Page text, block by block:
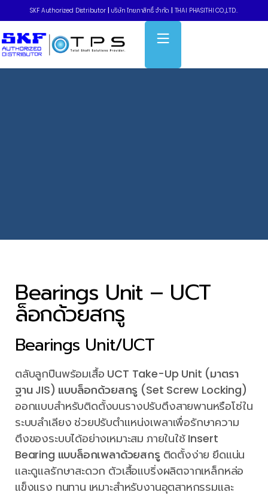
SKF Authorized Distributor บริษัท ไทยภาสิทธิ์ จำกัด THAI PHASITHI CO.,LTD..
Home » Bearings Unit – UCT ล็อกด้วยสกรู
Bearings Unit – UCT
ล็อกด้วยสกรู
Bearings Unit/UCT
ตลับลูกปืนพร้อมเสื้อ UCT Take-Up Unit (มาตรา
ฐาน JIS) แบบล็อกด้วยสกรู (Set Screw Locking)
ออกแบบสำหรับติดตั้งบนรางปรับตึงสายพานหรือโซ่ใน
ระบบลำเลียง ช่วยปรับตำแหน่งเพลาเพื่อรักษาความ
ตึงของระบบได้อย่างเหมาะสม ภายในใช้ Insert
Bearing แบบล็อกเพลาด้วยสกรู ติดตั้งง่าย ยึดแน่น
และดูแลรักษาสะดวก ตัวเสื้อแบริ่งผลิตจากเหล็กหล่อ
แข็งแรง ทนทาน เหมาะสำหรับงานอุตสาหกรรมและ